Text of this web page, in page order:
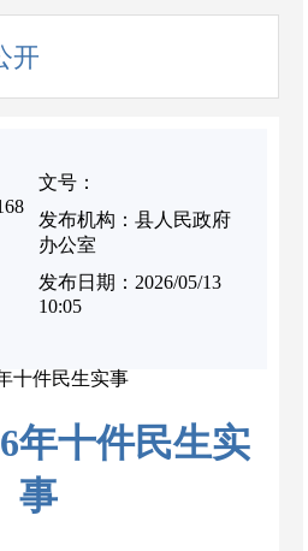
开
文号：
发布机构：县人民政府
办公室
发布日期：2026/05/13
10:05
十件民生实事
年十件民生实
事